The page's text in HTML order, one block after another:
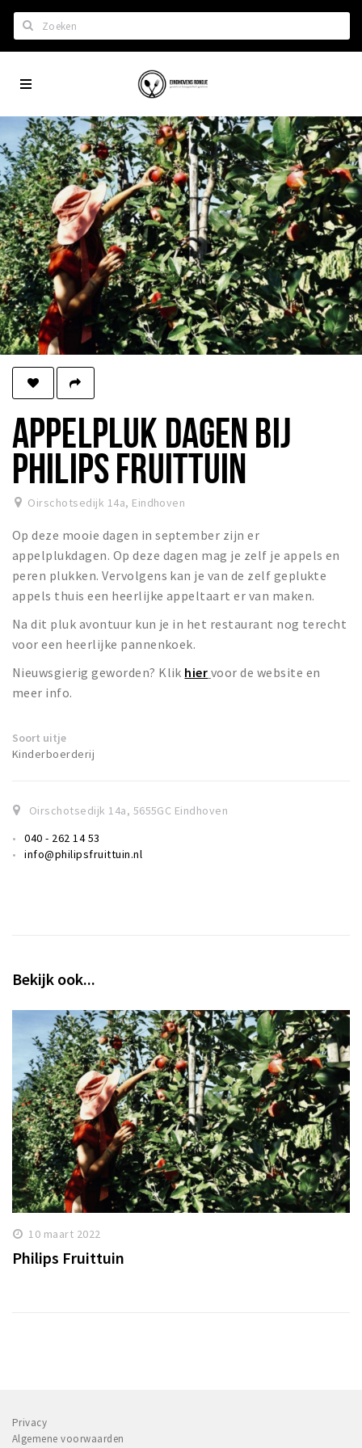
Home
Het laatste nieuws in Eindhoven
Lijstjes met Eindhoven tips
Roddels...
Restaurants en meer
Agenda
Hotels
Eindhovense Rondjes
Te koop en te huur
Winkels
Aanbiedingen
Ook reclame maken?
Over Eindhovens Rondje
Inloggen
City
APPELPLUK DAGEN BIJ
PHILIPS FRUITTUIN
Oirschotsedijk 14a, Eindhoven
Op deze mooie dagen in september zijn er
appelplukdagen. Op deze dagen mag je zelf je appels en
peren plukken. Vervolgens kan je van de zelf geplukte
appels thuis een heerlijke appeltaart er van maken.
Na dit pluk avontuur kun je in het restaurant nog terecht
voor een heerlijke pannenkoek.
Nieuwsgierig geworden? Klik hier voor de website en
meer info.
Soort uitje
Kinderboerderij
Oirschotsedijk 14a, 5655GC Eindhoven
040 - 262 14 53
info@philipsfruittuin.nl
Bekijk ook...
10 maart 2022
Philips Fruittuin
Privacy
Algemene voorwaarden